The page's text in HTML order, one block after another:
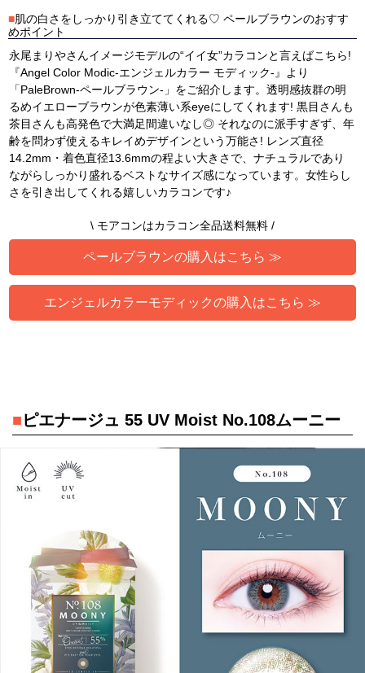
■肌の白さをしっかり引き立ててくれる♡ ペールブラウンのおすす
めポイント
永尾まりやさんイメージモデルの“イイ女”カラコンと言えばこちら!
『Angel Color Modic-エンジェルカラー モディック-』より
「PaleBrown-ペールブラウン-」をご紹介します。透明感抜群の明
るめイエローブラウンが色素薄い系eyeにしてくれます! 黒目さんも
茶目さんも高発色で大満足間違いなし◎ それなのに派手すぎず、年
齢を問わず使えるキレイめデザインという万能さ! レンズ直径
14.2mm・着色直径13.6mmの程よい大きさで、ナチュラルであり
ながらしっかり盛れるベストなサイズ感になっています。女性らし
さを引き出してくれる嬉しいカラコンです♪
\ モアコンはカラコン全品送料無料 /
ペールブラウンの購入はこちら ≫
エンジェルカラーモディックの購入はこちら ≫
■ピエナージュ 55 UV Moist No.108ムーニー